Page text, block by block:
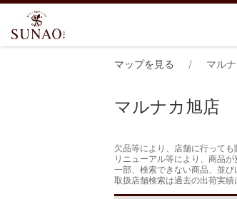
マップを見る マル
マルナカ旭店
欠品等により、店舗に行って
リニューアル等により、商品
一部、検索できない商品、並
取扱店舗検索は過去の出荷実